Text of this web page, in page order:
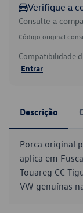
Verifique a
Consulte a
Código original
Compatibilidade
Entrar
Descrição
Porca original
aplica em
Touareg CC
VW genuínas